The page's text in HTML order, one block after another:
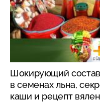
Шокирующий
в семенах льна,
каши и рецепт